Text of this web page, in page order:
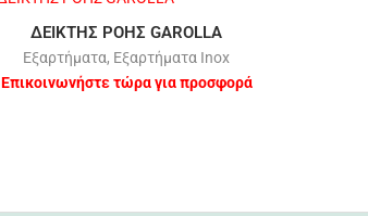
ΔΕΙΚΤΗΣ ΡΟΗΣ GAROLLA
Εξαρτήματα, Εξαρτήματα Inox
Επικοινωνήστε τώρα για προσφορά